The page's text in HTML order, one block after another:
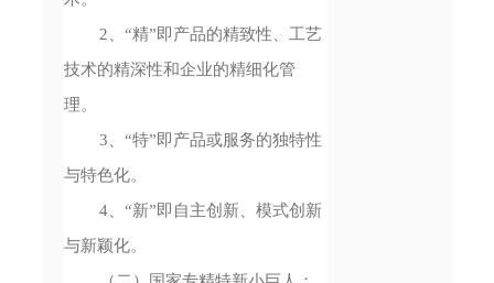
2、“精”即产品的精致性、工艺
技术的精深性和企业的精细化管
理。
3、“特”即产品或服务的独特性
与特色化。
4、“新”即自主创新、模式创新
与新颖化。